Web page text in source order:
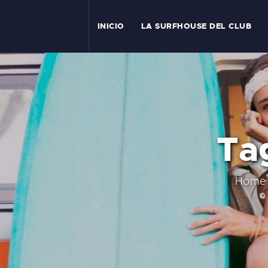
INICIO LA SURFHOUSE DEL CLUB
Home